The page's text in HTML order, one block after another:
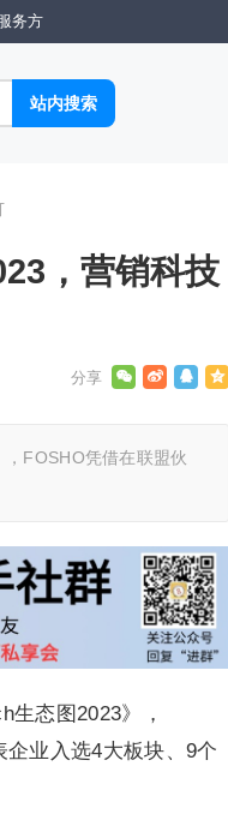
务方
，营销科技
FOSHO凭借在联盟伙
生态图2023》，
业入选4大板块、9个